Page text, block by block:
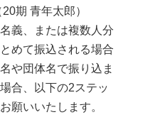
20期 青年太郎）
義、または複数人分
めて振込される場合
や団体名で振り込ま
合、以下の2ステッ
願いいたします。